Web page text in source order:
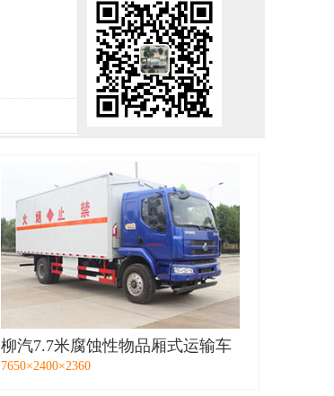
柳汽7.7米腐蚀性物品厢式运输车
7650×2400×2360